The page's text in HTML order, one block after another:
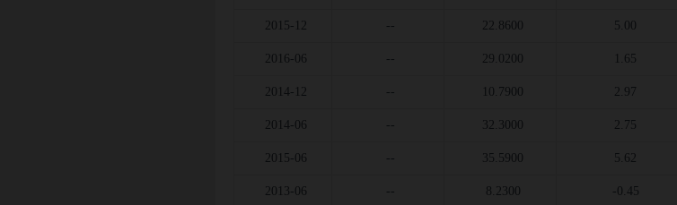
2015-12 -- 22.8600 5.00
2016-06 -- 29.0200 1.65
2014-12 -- 10.7900 2.97
2014-06 -- 32.3000 2.75
2015-06 -- 35.5900 5.62
2013-06 -- 8.2300 -0.45